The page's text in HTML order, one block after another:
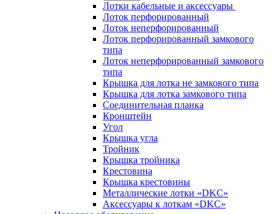
Лотки кабельные и аксессуары
Лоток перфорированный
Лоток неперфорированный
Лоток перфорированный замкового
типа
Лоток неперфорированный замкового
типа
Крышка для лотка не замкового типа
Крышка для лотка замкового типа
Соединительная планка
Кронштейн
Угол
Крышка угла
Тройник
Крышка тройника
Крестовина
Крышка крестовины
Металлические лотки «DKC»
Аксессуары к лоткам «DKC»